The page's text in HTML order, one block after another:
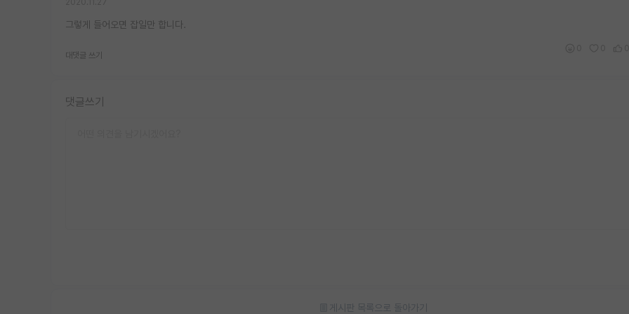
그렇게 들어오면 잡일만 합니다.
대댓글 쓰기
댓글쓰기
게시판 목록으로 돌아가기